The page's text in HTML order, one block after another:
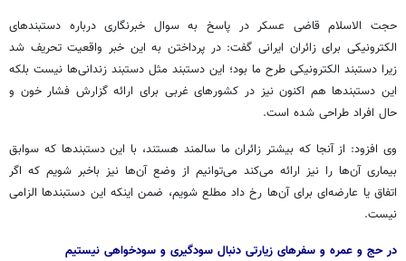
حجت الاسلام قاضی عسکر در پاسخ به سوال خبرنگاری درباره دستبندهای
الکترونیکی برای زائران ایرانی گفت: در پرداختن به این خبر واقعیت تحریف شد
زیرا دستبند الکترونیکی طرح ما بود؛ این دستبند مثل دستبند زندانی‌ها نیست بلکه
این دستبندها هم اکنون نیز در کشورهای غربی برای ارائه گزارش فشار خون و
حال افراد طراحی شده است.
وی افزود: از آنجا که بیشتر زائران ما سالمند هستند، با این دستبندها که سوابق
بیماری آن‌ها را نیز ارائه می‌کند می‌توانیم از وضع آن‌ها نیز باخبر شویم که اگر
اتفاق یا عارضه‌ای برای آن‌ها رخ داد مطلع شویم، ضمن اینکه این دستبندها الزامی
نیست.
در حج و عمره و سفرهای زیارتی دنبال سودگیری و سودخواهی نیستیم​